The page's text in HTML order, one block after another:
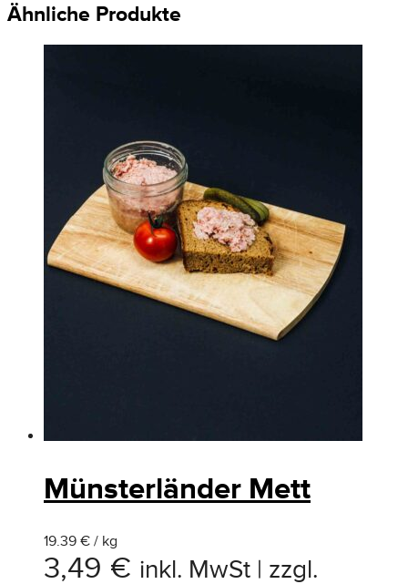
Ähnliche Produkte
Münsterländer Mett
19.39 € / kg
3,49 € inkl. MwSt | zzgl.